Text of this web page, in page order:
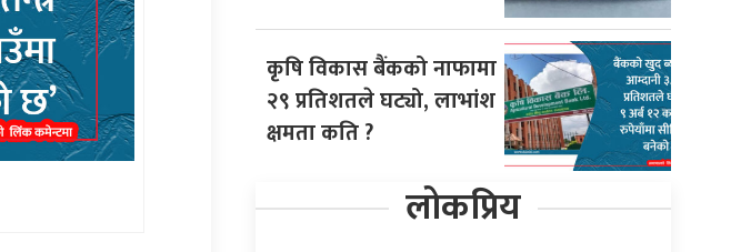
कृषि विकास बैंकको नाफामा
२९ प्रतिशतले घट्यो, लाभांश
क्षमता कति ?
लोकप्रिय